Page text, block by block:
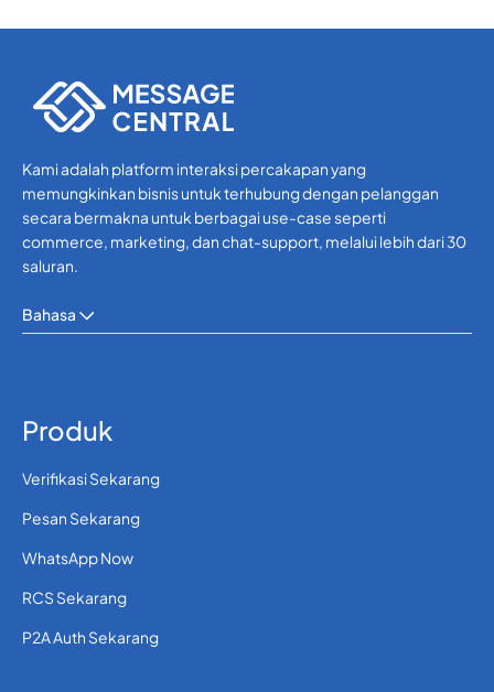
Kami adalah platform interaksi percakapan yang
memungkinkan bisnis untuk terhubung dengan pelanggan
secara bermakna untuk berbagai use-case seperti
commerce, marketing, dan chat-support, melalui lebih dari 30
saluran.
Bahasa
Produk
Verifikasi Sekarang
Pesan Sekarang
WhatsApp Now
RCS Sekarang
P2A Auth Sekarang